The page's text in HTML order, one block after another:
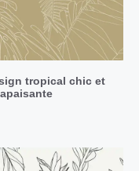
tropical chic et